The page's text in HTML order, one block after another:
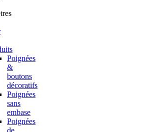
Poignées
&
boutons
décoratifs
Poignées
sans
embase
Poignées
de